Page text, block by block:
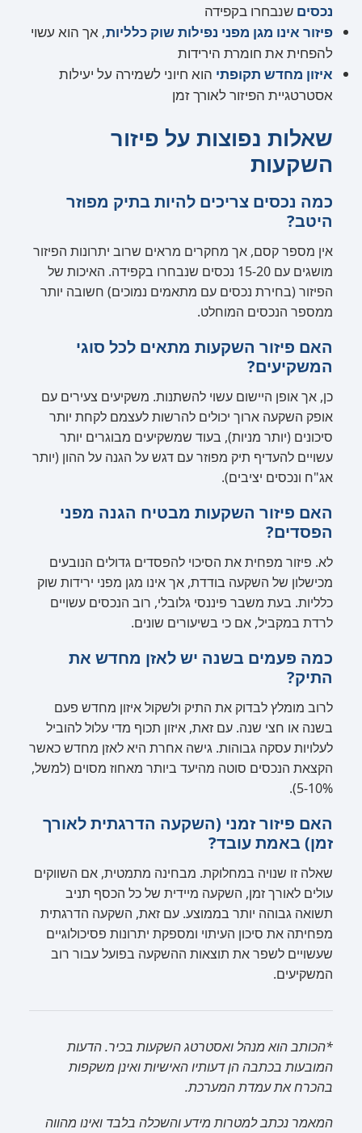
נכסים שנבחרו בקפידה
פיזור אינו מגן מפני נפילות שוק כלליות, אך הוא עשוי
להפחית את חומרת הירידות
איזון מחדש תקופתי הוא חיוני לשמירה על יעילות
אסטרטגיית הפיזור לאורך זמן
שאלות נפוצות על פיזור
השקעות
כמה נכסים צריכים להיות בתיק מפוזר
היטב?
אין מספר קסם, אך מחקרים מראים שרוב יתרונות הפיזור
מושגים עם 15-20 נכסים שנבחרו בקפידה. האיכות של
הפיזור (בחירת נכסים עם מתאמים נמוכים) חשובה יותר
ממספר הנכסים המוחלט.
האם פיזור השקעות מתאים לכל סוגי
המשקיעים?
כן, אך אופן היישום עשוי להשתנות. משקיעים צעירים עם
אופק השקעה ארוך יכולים להרשות לעצמם לקחת יותר
סיכונים (יותר מניות), בעוד שמשקיעים מבוגרים יותר
עשויים להעדיף תיק מפוזר עם דגש על הגנה על ההון (יותר
אג"ח ונכסים יציבים).
האם פיזור השקעות מבטיח הגנה מפני
הפסדים?
לא. פיזור מפחית את הסיכוי להפסדים גדולים הנובעים
מכישלון של השקעה בודדת, אך אינו מגן מפני ירידות שוק
כלליות. בעת משבר פיננסי גלובלי, רוב הנכסים עשויים
לרדת במקביל, אם כי בשיעורים שונים.
כמה פעמים בשנה יש לאזן מחדש את
התיק?
לרוב מומלץ לבדוק את התיק ולשקול איזון מחדש פעם
בשנה או חצי שנה. עם זאת, איזון תכוף מדי עלול להוביל
לעלויות עסקה גבוהות. גישה אחרת היא לאזן מחדש כאשר
הקצאת הנכסים סוטה מהיעד ביותר מאחוז מסוים (למשל,
5-10%).
האם פיזור זמני (השקעה הדרגתית לאורך
זמן) באמת עובד?
שאלה זו שנויה במחלוקת. מבחינה מתמטית, אם השווקים
עולים לאורך זמן, השקעה מיידית של כל הכסף תניב
תשואה גבוהה יותר בממוצע. עם זאת, השקעה הדרגתית
מפחיתה את סיכון העיתוי ומספקת יתרונות פסיכולוגיים
שעשויים לשפר את תוצאות ההשקעה בפועל עבור רוב
המשקיעים.
*הכותב הוא מנהל ואסטרטג השקעות בכיר. הדעות
המובעות בכתבה הן דעותיו האישיות ואינן משקפות
בהכרח את עמדת המערכת.
המאמר נכתב למטרות מידע והשכלה בלבד ואינו מהווה